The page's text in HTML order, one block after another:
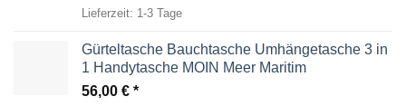
Lieferzeit: 1-3 Tage
Gürteltasche Bauchtasche Umhängetasche 3 in
1 Handytasche MOIN Meer Maritim
56,00 €